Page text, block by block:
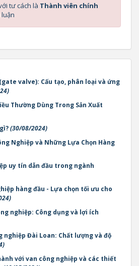
tư cách là Thành viên chính
valve): Cấu tạo, phân loại và ứng
Thường Dùng Trong Sản Xuất
(30/08/2024)
Nghiệp và Những Lựa Chọn Hàng
uy tín dẫn đầu trong ngành
hàng đầu - Lựa chọn tối ưu cho
nghiệp: Công dụng và lợi ích
nghiệp Đài Loan: Chất lượng và độ
với van công nghiệp và các thiết